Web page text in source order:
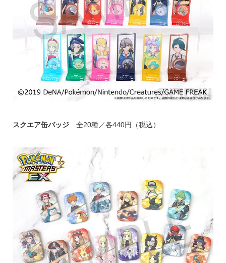
スクエア缶バッジ全20種／各440円（税込）